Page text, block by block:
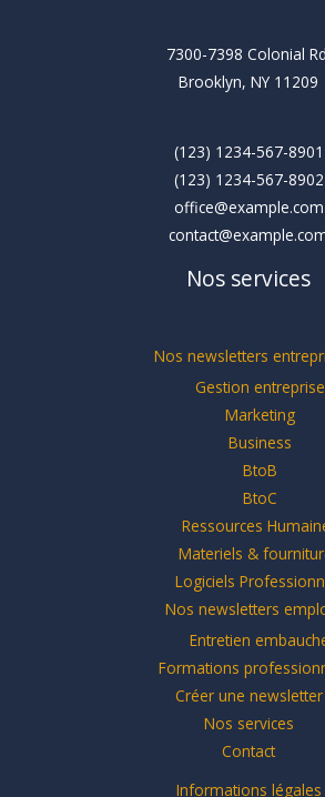
7300-7398 Colonial
Brooklyn, NY 11209
(123) 1234-567-8901
(123) 1234-567-8902
office@example.com
Nos services
Nos newsletters
Gestion entreprise
Marketing
Business
BtoB
BtoC
Ressources
Materiels &
Logiciels
Nos newsletters
Entretien
Formations
Créer une newsletter
Nos services
Contact
Informations légales